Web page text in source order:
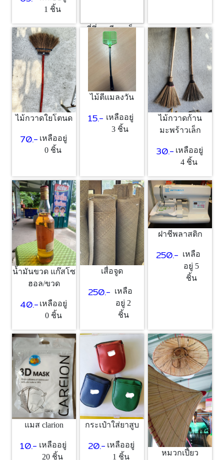
1 ชิ้น
ที่นึ่งเหนียว เล็ก
40.- เหลืออยู่
1 ชิ้น
ไม้กวาดใยโตนด
70.- เหลืออยู่
0 ชิ้น
ไม้ตีแมลงวัน
15.- เหลืออยู่
3 ชิ้น
ไม้กวาดก้าน
มะพร้าวเล็ก
30.- เหลืออยู่
4 ชิ้น
น้ำมันขวด แก๊สโซ
ฮอล/ขวด
40.- เหลืออยู่
0 ชิ้น
เสื่อจูด
250.- เหลือ
อยู่ 2
ชิ้น
ฝาชีพลาสติก
250.- เหลือ
อยู่ 5
ชิ้น
แมส clarion
10.- เหลืออยู่
20 ชิ้น
กระเป๋าใส่ยาสูบ
20.- เหลืออยู่
1 ชิ้น
หมวกเปี้ยว